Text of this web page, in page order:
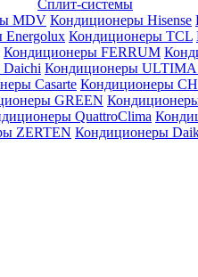
Сплит-системы
MDV Кондиционеры Hisense
Energolux Кондиционеры TCL
Кондиционеры FERRUM
Кондиционеры
Casarte Кондиционеры
GREEN
QuattroClima
ZERTEN Кондиционеры